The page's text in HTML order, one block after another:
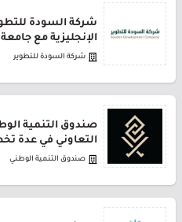
شركة السودة
الإنجليزية مع
شركة السودة للتطوير
صندوق التنمية
التعاوني في عدة
صندوق التنمية الوطني